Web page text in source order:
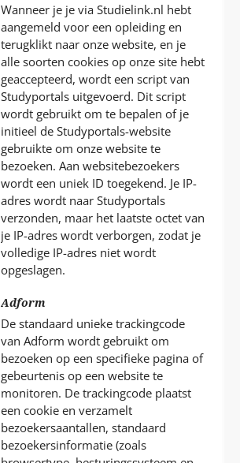
Wanneer je je via Studielink.nl hebt
aangemeld voor een opleiding en
terugklikt naar onze website, en je
alle soorten cookies op onze site hebt
geaccepteerd, wordt een script van
Studyportals uitgevoerd. Dit script
wordt gebruikt om te bepalen of je
initieel de Studyportals-website
gebruikte om onze website te
bezoeken. Aan websitebezoekers
wordt een uniek ID toegekend. Je IP-
adres wordt naar Studyportals
verzonden, maar het laatste octet van
je IP-adres wordt verborgen, zodat je
volledige IP-adres niet wordt
opgeslagen.
Adform
De standaard unieke trackingcode
van Adform wordt gebruikt om
bezoeken op een specifieke pagina of
gebeurtenis op een website te
monitoren. De trackingcode plaatst
een cookie en verzamelt
bezoekersaantallen, standaard
bezoekersinformatie (zoals